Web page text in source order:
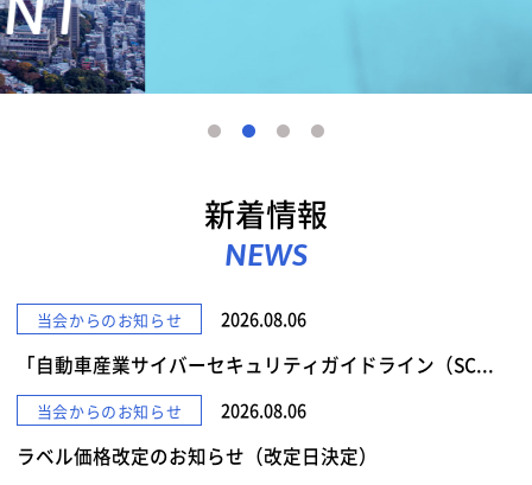
新着情報
NEWS
当会からのお知らせ 2026.08.06
「自動車産業サイバーセキュリティガイドライン（SC...
当会からのお知らせ 2026.08.06
ラベル価格改定のお知らせ（改定日決定）